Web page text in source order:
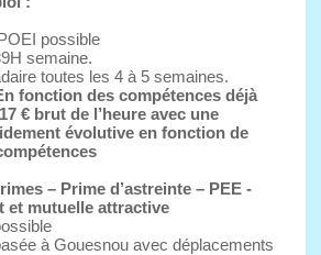
possible
semaine.
toutes les 4 à 5 semaines.
fonction des compétences déjà
€ brut de l’heure avec une
évolutive en fonction de
– Prime d’astreinte – PEE -
et mutuelle attractive
à Gouesnou avec déplacements